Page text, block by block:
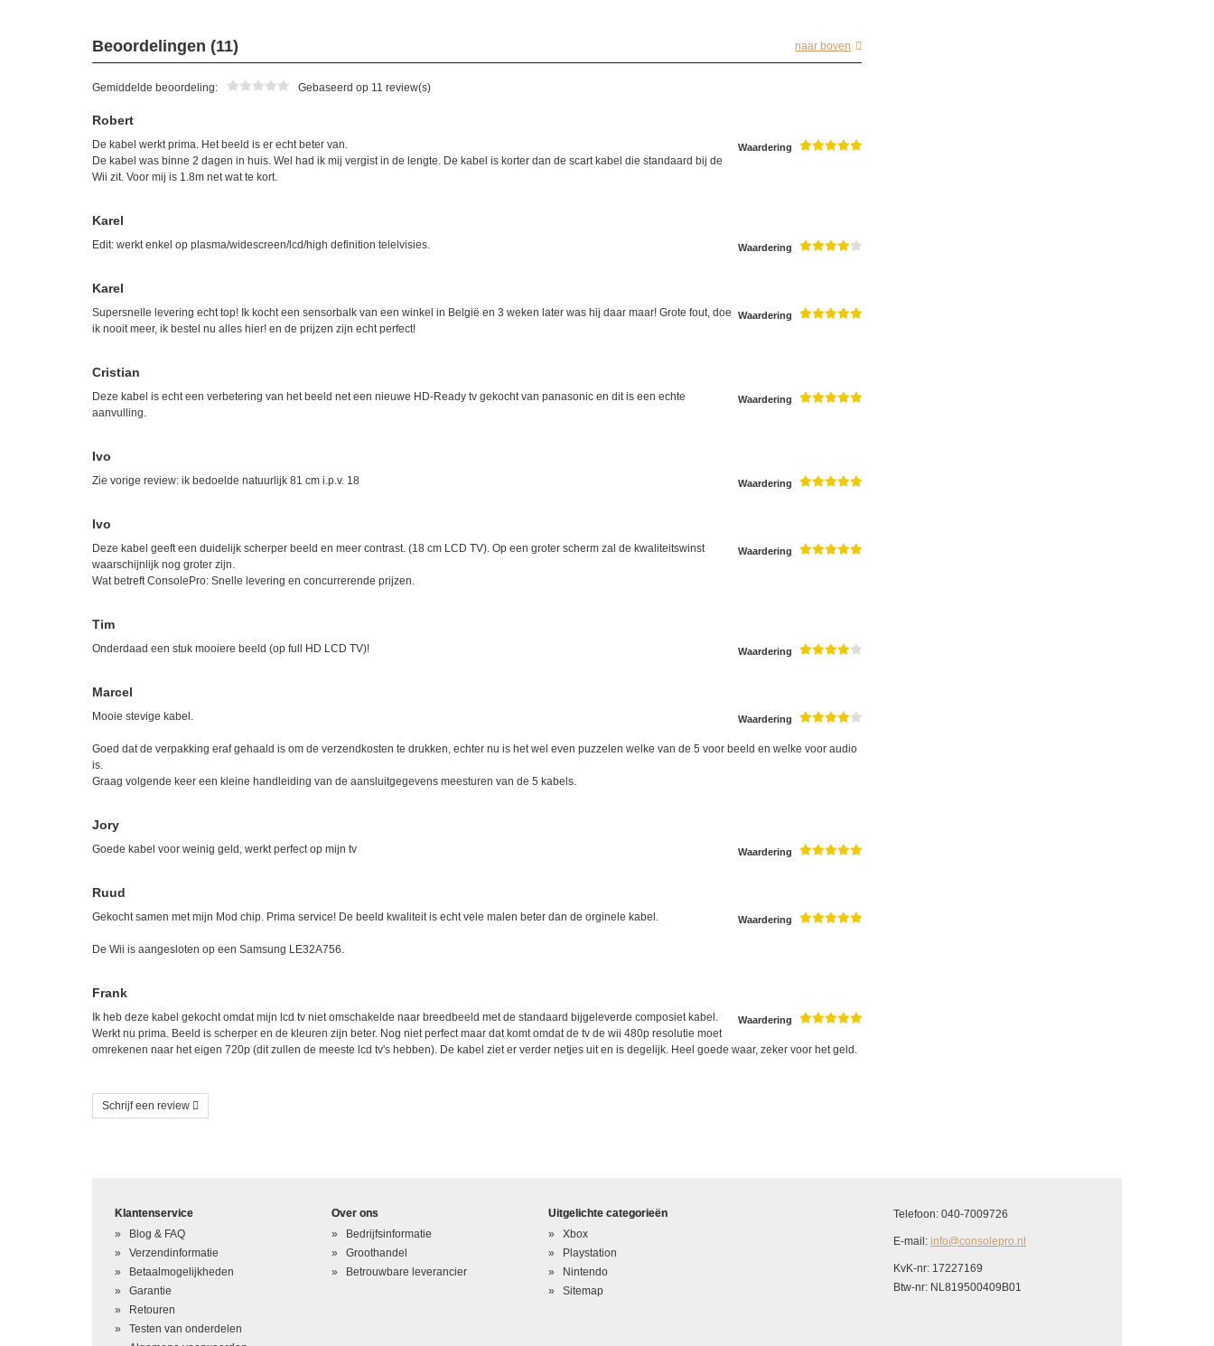
naar boven
Beoordelingen (11)
Gemiddelde beoordeling: Gebaseerd op 11 review(s)
Robert
Waardering
De kabel werkt prima. Het beeld is er echt beter van.
De kabel was binne 2 dagen in huis. Wel had ik mij vergist in de lengte. De kabel is korter dan de scart kabel die standaard bij de
Wii zit. Voor mij is 1.8m net wat te kort.
Karel
Waardering
Edit: werkt enkel op plasma/widescreen/lcd/high definition telelvisies.
Karel
Waardering
Supersnelle levering echt top! Ik kocht een sensorbalk van een winkel in België en 3 weken later was hij daar maar! Grote fout, doe
ik nooit meer, ik bestel nu alles hier! en de prijzen zijn echt perfect!
Cristian
Waardering
Deze kabel is echt een verbetering van het beeld net een nieuwe HD-Ready tv gekocht van panasonic en dit is een echte
aanvulling.
Ivo
Waardering
Zie vorige review: ik bedoelde natuurlijk 81 cm i.p.v. 18
Ivo
Waardering
Deze kabel geeft een duidelijk scherper beeld en meer contrast. (18 cm LCD TV). Op een groter scherm zal de kwaliteitswinst
waarschijnlijk nog groter zijn.
Wat betreft ConsolePro: Snelle levering en concurrerende prijzen.
Tim
Waardering
Onderdaad een stuk mooiere beeld (op full HD LCD TV)!
Marcel
Waardering
Mooie stevige kabel.
Goed dat de verpakking eraf gehaald is om de verzendkosten te drukken, echter nu is het wel even puzzelen welke van de 5 voor beeld en welke voor audio
is.
Graag volgende keer een kleine handleiding van de aansluitgegevens meesturen van de 5 kabels.
Jory
Waardering
Goede kabel voor weinig geld, werkt perfect op mijn tv
Ruud
Waardering
Gekocht samen met mijn Mod chip. Prima service! De beeld kwaliteit is echt vele malen beter dan de orginele kabel.
De Wii is aangesloten op een Samsung LE32A756.
Frank
Waardering
Ik heb deze kabel gekocht omdat mijn lcd tv niet omschakelde naar breedbeeld met de standaard bijgeleverde composiet kabel.
Werkt nu prima. Beeld is scherper en de kleuren zijn beter. Nog niet perfect maar dat komt omdat de tv de wii 480p resolutie moet
omrekenen naar het eigen 720p (dit zullen de meeste lcd tv's hebben). De kabel ziet er verder netjes uit en is degelijk. Heel goede waar, zeker voor het geld.
Schrijf een review
Hoe waardeert u dit product?
Waardering
*
Uw naam
Telefoon: 040-7009726
E-mail: info@consolepro.nl
KvK-nr: 17227169
Btw-nr: NL819500409B01
Klantenservice
Blog & FAQ
Verzendinformatie
Betaalmogelijkheden
Garantie
Retouren
Testen van onderdelen
Over ons
Bedrijfsinformatie
Groothandel
Betrouwbare leverancier
Uitgelichte categorieën
Xbox
Playstation
Nintendo
Sitemap